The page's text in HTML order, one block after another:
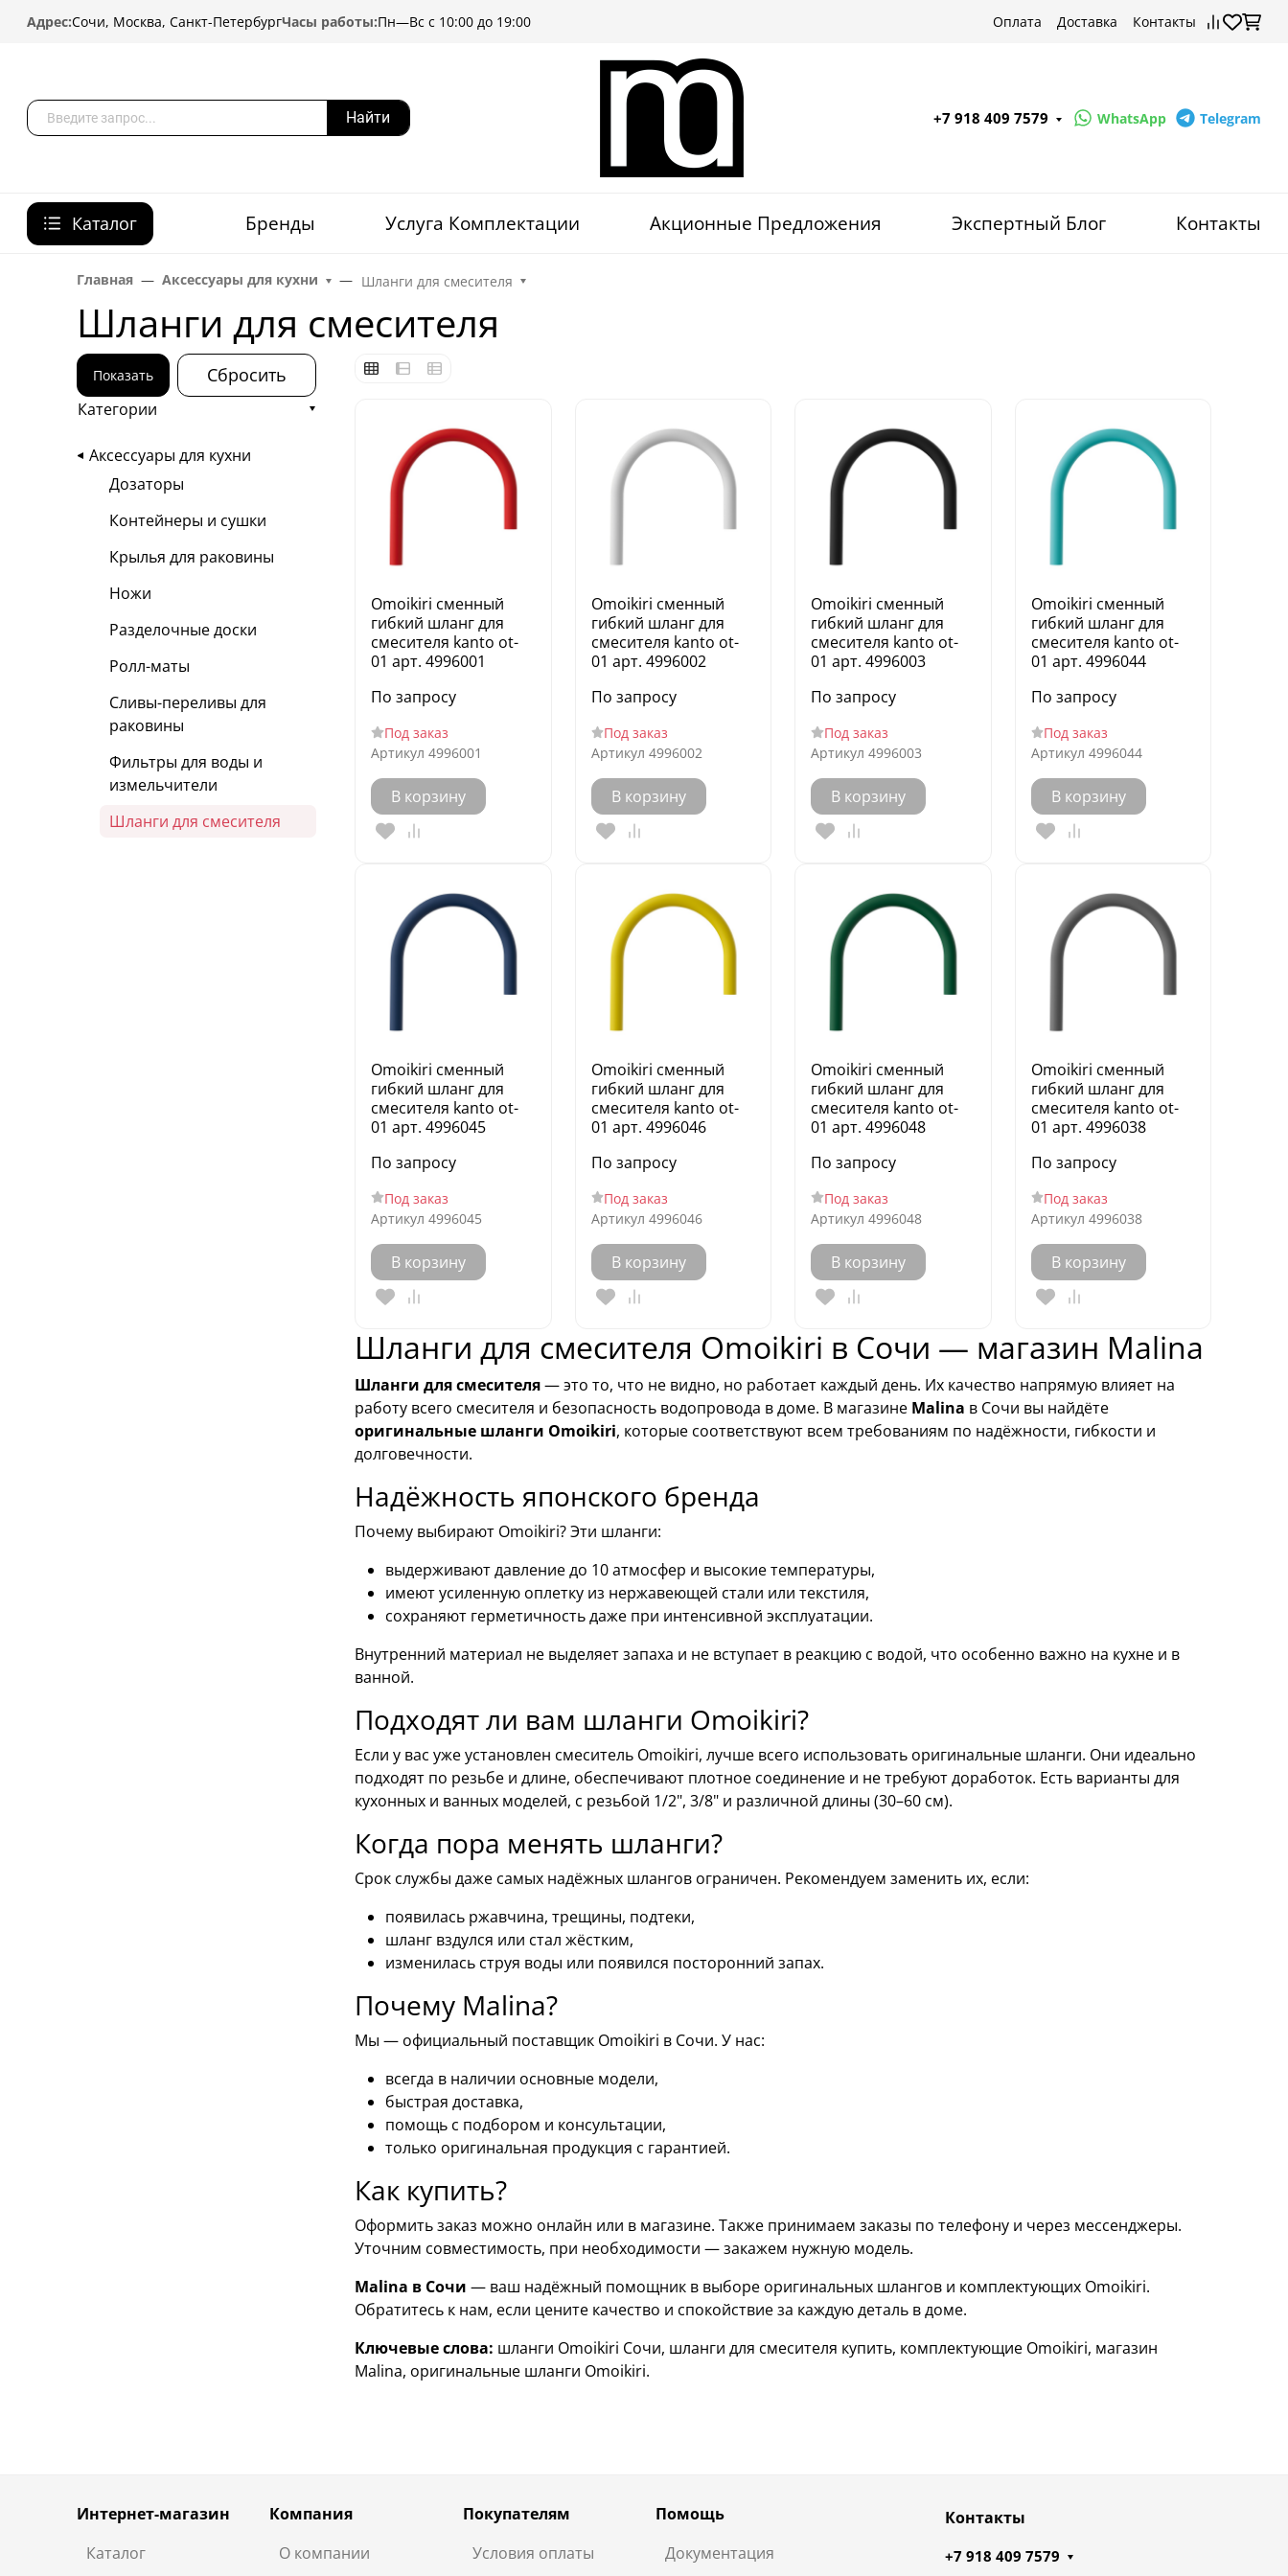
Адрес:Сочи, Москва, Санкт-ПетербургЧасы работы:Пн—Вс с 10:00 до 19:00 Оплата Доставка Контакты
Найти +7 918 409 7579 WhatsApp Telegram
Каталог Бренды Услуга Комплектации Акционные Предложения Экспертный Блог Контакты
Главная Аксессуары для кухни Шланги для смесителя
Шланги для смесителя
Показать Сбросить
Категории
Аксессуары для кухни
Дозаторы
Контейнеры и сушки
Крылья для раковины
Ножи
Разделочные доски
Ролл-маты
Сливы-переливы для
раковины
Фильтры для воды и
измельчители
Шланги для смесителя
Omoikiri сменный
гибкий шланг для
смесителя kanto ot-
01 арт. 4996001
По запросу
Под заказ
Артикул 4996001
В корзину
Omoikiri сменный
гибкий шланг для
смесителя kanto ot-
01 арт. 4996002
По запросу
Под заказ
Артикул 4996002
В корзину
Omoikiri сменный
гибкий шланг для
смесителя kanto ot-
01 арт. 4996003
По запросу
Под заказ
Артикул 4996003
В корзину
Omoikiri сменный
гибкий шланг для
смесителя kanto ot-
01 арт. 4996044
По запросу
Под заказ
Артикул 4996044
В корзину
Omoikiri сменный
гибкий шланг для
смесителя kanto ot-
01 арт. 4996045
По запросу
Под заказ
Артикул 4996045
В корзину
Omoikiri сменный
гибкий шланг для
смесителя kanto ot-
01 арт. 4996046
По запросу
Под заказ
Артикул 4996046
В корзину
Omoikiri сменный
гибкий шланг для
смесителя kanto ot-
01 арт. 4996048
По запросу
Под заказ
Артикул 4996048
В корзину
Omoikiri сменный
гибкий шланг для
смесителя kanto ot-
01 арт. 4996038
По запросу
Под заказ
Артикул 4996038
В корзину
Шланги для смесителя Omoikiri в Сочи — магазин Malina
Шланги для смесителя— это то, что не видно, но работает каждый день. Их качество напрямую влияет на
работу всего смесителя и безопасность водопровода в доме. В магазине Malina в Сочи вы найдёте
оригинальные шланги Omoikiri, которые соответствуют всем требованиям по надёжности, гибкости и
долговечности.
Надёжность японского бренда
Почему выбирают Omoikiri? Эти шланги:
выдерживают давление до 10 атмосфер и высокие температуры,
имеют усиленную оплетку из нержавеющей стали или текстиля,
сохраняют герметичность даже при интенсивной эксплуатации.
Внутренний материал не выделяет запаха и не вступает в реакцию с водой, что особенно важно на кухне и в
ванной.
Подходят ли вам шланги Omoikiri?
Если у вас уже установлен смеситель Omoikiri, лучше всего использовать оригинальные шланги. Они идеально
подходят по резьбе и длине, обеспечивают плотное соединение и не требуют доработок. Есть варианты для
кухонных и ванных моделей, с резьбой 1/2", 3/8" и различной длины (30–60 см).
Когда пора менять шланги?
Срок службы даже самых надёжных шлангов ограничен. Рекомендуем заменить их, если:
появилась ржавчина, трещины, подтеки,
шланг вздулся или стал жёстким,
изменилась струя воды или появился посторонний запах.
Почему Malina?
Мы — официальный поставщик Omoikiri в Сочи. У нас:
всегда в наличии основные модели,
быстрая доставка,
помощь с подбором и консультации,
только оригинальная продукция с гарантией.
Как купить?
Оформить заказ можно онлайн или в магазине. Также принимаем заказы по телефону и через мессенджеры.
Уточним совместимость, при необходимости — закажем нужную модель.
Malina в Сочи — ваш надёжный помощник в выборе оригинальных шлангов и комплектующих Omoikiri.
Обратитесь к нам, если цените качество и спокойствие за каждую деталь в доме.
Ключевые слова: шланги Omoikiri Сочи, шланги для смесителя купить, комплектующие Omoikiri, магазин
Malina, оригинальные шланги Omoikiri.
Интернет-магазин
Каталог
Компания
О компании
Покупателям
Условия оплаты
Помощь
Документация
Контакты
+7 918 409 7579